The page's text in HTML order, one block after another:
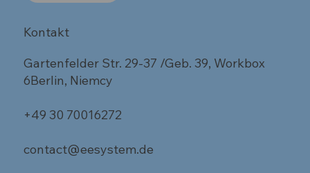
Kontakt
Gartenfelder Str. 29-37 /Geb. 39, Workbox
6Berlin, Niemcy
+49 30 70016272
contact@eesystem.de